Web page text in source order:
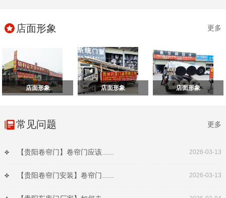
店面形象 更多
店面形象 店面形象 店面形象
常见问题 更多
【贵阳卷帘门】卷帘门应该...... 2026-03-13
【贵阳卷帘门安装】卷帘门...... 2026-03-13